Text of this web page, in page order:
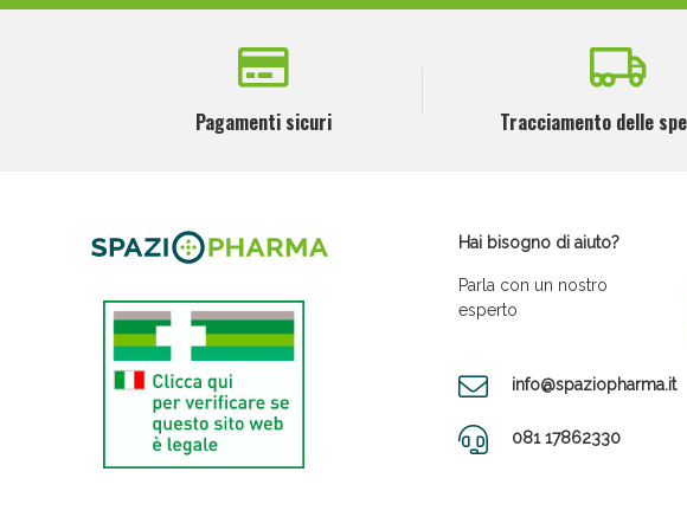
Pagamenti sicuri Tracciamento delle
Hai bisogno di aiuto?
Parla con un nostro
esperto
info@spaziopharma.it
081 17862330